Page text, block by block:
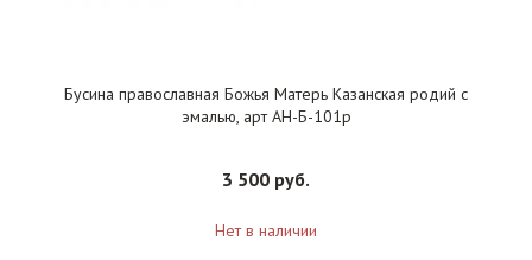
Бусина православная Божья Матерь Казанская родий с
эмалью, арт АН-Б-101р
3 500 руб.
Нет в наличии